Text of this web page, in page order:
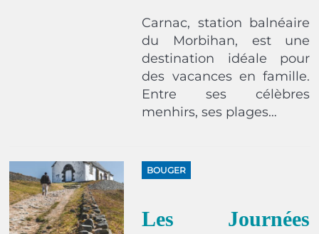
Carnac, station balnéaire
du Morbihan, est une
destination idéale pour
des vacances en famille.
Entre ses célèbres
menhirs, ses plages…
BOUGER
Les Journées